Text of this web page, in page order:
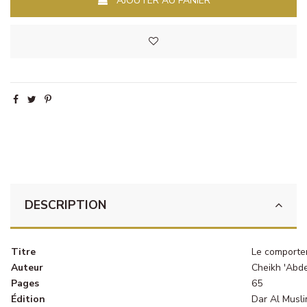
DESCRIPTION
Titre
Le
Auteur
Cheikh
Pages
65
Édition
Dar Al